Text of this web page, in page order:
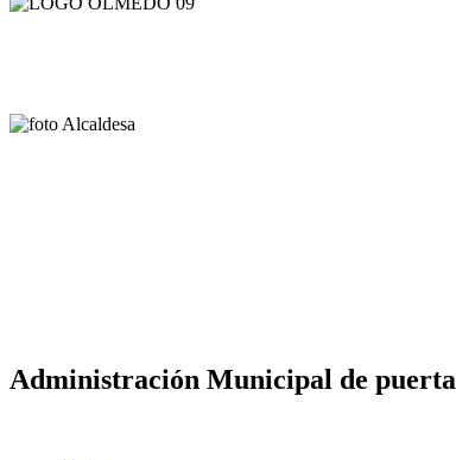
Administración Municipal de